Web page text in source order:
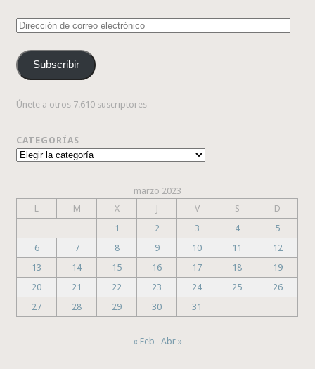
Dirección
correo
electrónico
Subscribir
Únete a otros 7.610 suscriptores
CATEGORÍAS
Categorías
marzo 2023
L
M X J V S
D
1
2 3 4
5
6
7 8 9 10 11
12
13
14 15 16 17 18
19
20
21 22 23 24 25
26
27
28 29 30 31
« Feb Abr »